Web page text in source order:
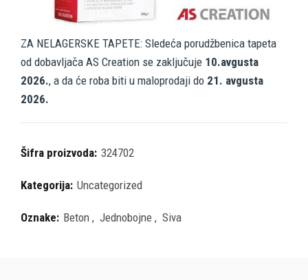
ZA NELAGERSKE TAPETE: Sledeća porudžbenica tapeta
od dobavljača AS Creation se zaključuje 10.avgusta
2026., a da će roba biti u maloprodaji do 21. avgusta
2026.
Šifra proizvoda: 324702
Kategorija: Uncategorized
Oznake: Beton , Jednobojne , Siva